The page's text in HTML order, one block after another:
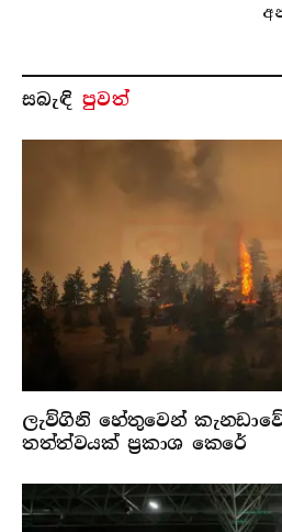
සබැ​ඳි පුවත්
ලැව්ගිනි හේතුවෙන්
තත්ත්වයක් ප්‍රකාශ කෙරේ